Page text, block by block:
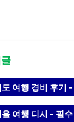
여행 경비 후기
여행 디시 - 필